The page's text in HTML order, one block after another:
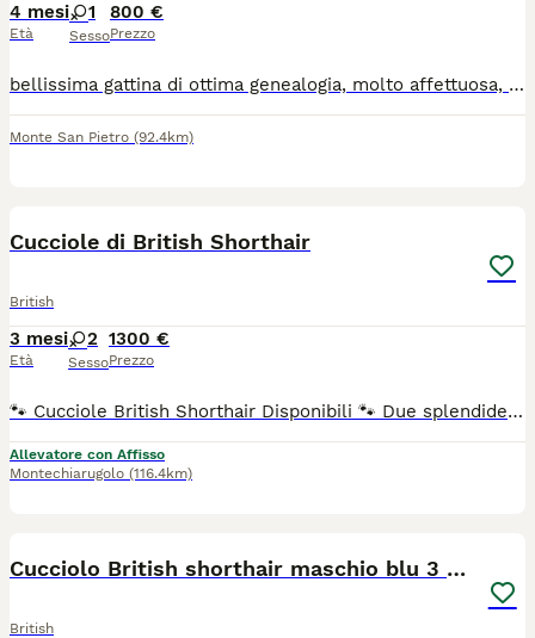
4 mesi
Età
1
Sesso
800 €
Prezzo
bellissima gattina di ottima genealogia, molto affettuosa, visibile con la madre, abituata alla lettiera
Monte San Pietro (92.4km)
Cucciole di British Shorthair
British
3 mesi
Età
2
Sesso
1300 €
Prezzo
​🐾 Cucciole British Shorthair Disponibili 🐾 ​Due splendide gattine nate in ambiente familiare cercano una famiglia speciale: ​🐱 Blu: un'elegante nuvola grigia, dolcissima e con il classico mantello denso come un peluche. ​🐱 Fawn Bicolore: una colorazione rara, raffinata e dal fascino unico. ​Le cucciole hanno un carattere meraviglioso e vengono cedute con pedigree ufficiale, ciclo vaccinale completo, sverminazioni e libretto sanitario. ​📍 Contattami in privato per foto, video e dettagli. Solo veri interessati. Cell.3933280861
Allevatore con Affisso
Montechiarugolo (116.4km)
Cucciolo British shorthair maschio blu 3 mesi
British